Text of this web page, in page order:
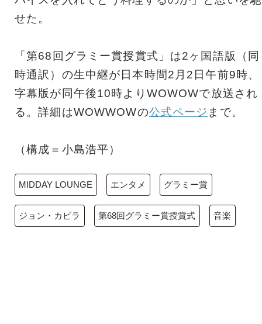
せた。
「第68回グラミー賞授賞式」は2ヶ国語版（同
時通訳）の生中継が日本時間2月2日午前9時、
字幕版が同午後10時よりWOWOWで放送され
る。詳細はWOWWOWの公式ページ まで。
（構成＝小島浩平）
MIDDAY LOUNGE エンタメ グラミー賞
ジョン・カビラ 第68回グラミー賞授賞式 音楽